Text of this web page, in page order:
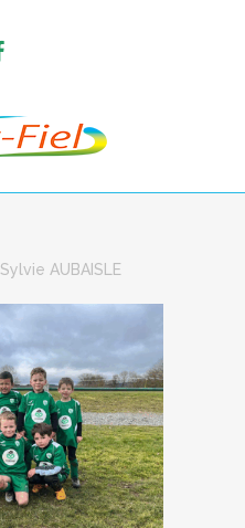
Sylvie AUBAISLE